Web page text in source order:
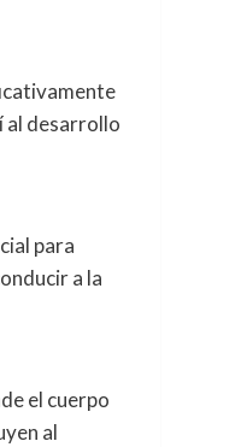
al desarrollo
para
a la
el cuerpo
al